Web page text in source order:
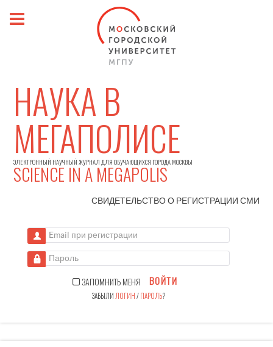
НАУКА В
МЕГАПОЛИСЕ
ЭЛЕКТРОННЫЙ НАУЧНЫЙ ЖУРНАЛ ДЛЯ ОБУЧАЮЩИХСЯ ГОРОДА МОСКВЫ
SCIENCE IN A MEGAPOLIS
СВИДЕТЕЛЬСТВО О РЕГИСТРАЦИИСМИ
Email при регистрации
Пароль
ЗАПОМНИТЬ МЕНЯ ВОЙТИ
ЗАБЫЛИ ЛОГИН/ПАРОЛЬ?